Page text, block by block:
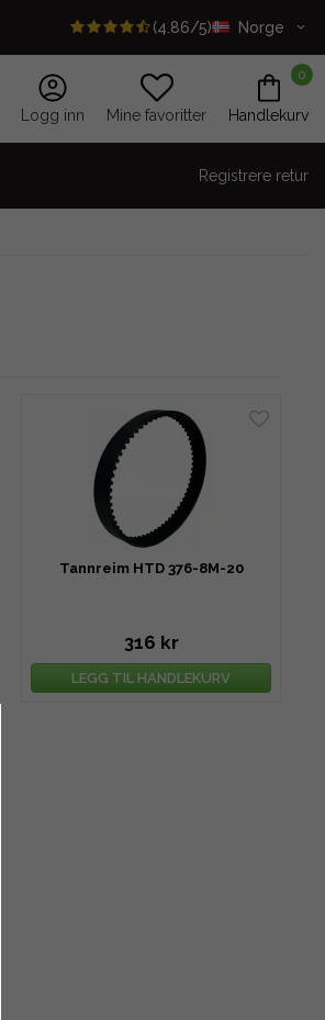
(4.86/5) Norge
Logg inn Mine favoritter
0
Handlekurv
Registrere retur
Tannreim HTD 376-8M-20
316 kr
LEGG TIL HANDLEKURV